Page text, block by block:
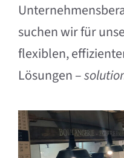
suchen wir für
flexiblen,
Lösungen –